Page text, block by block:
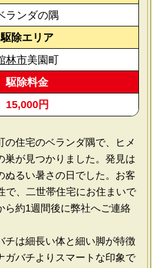
ランダの隅
駆除エリア
林市美園町
駆除料金
15,000円
の住宅のベランダ隅で、ヒメ
巣が見つかりました。発見は
ぬるい暑さの日でした。お客
で、二世帯住宅にお住まいで
ら約1週間後に弊社へご連絡
チは細長い体と細い脚が特徴
ガバチよりスマートな印象で